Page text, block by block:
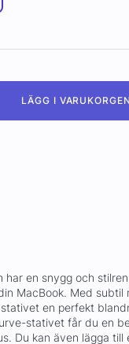
LÄGG I VARUKORGEN
en snygg och
MacBook. Med subtil
en perfekt
stativet får du en
Du kan även lägga till